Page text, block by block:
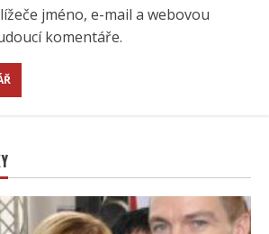
jméno, e-mail a webovou
komentáře.